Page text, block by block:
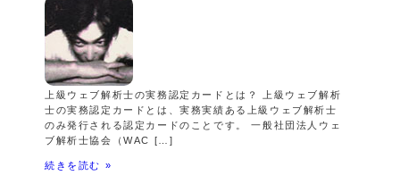
上級ウェブ解析士の実務認定カードとは？ 上級ウェブ解析
士の実務認定カードとは、実務実績ある上級ウェブ解析士
のみ発行される認定カードのことです。 一般社団法人ウェ
ブ解析士協会（WAC […]
続きを読む »